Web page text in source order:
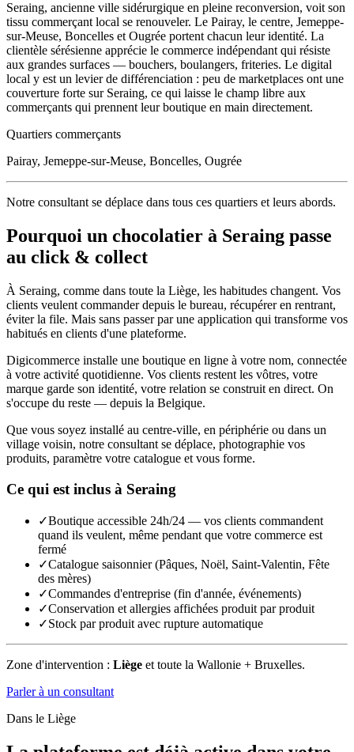
Seraing, ancienne ville sidérurgique en pleine reconversion, voit son
tissu commerçant local se renouveler. Le Pairay, le centre, Jemeppe-
sur-Meuse, Boncelles et Ougrée portent chacun leur identité. La
clientèle sérésienne apprécie le commerce indépendant qui résiste
aux grandes surfaces — bouchers, boulangers, friteries. Le digital
local y est un levier de différenciation : peu de marketplaces ont une
couverture forte sur Seraing, ce qui laisse le champ libre aux
commerçants qui prennent leur boutique en main directement.
Quartiers commerçants
Pairay, Jemeppe-sur-Meuse, Boncelles, Ougrée
Notre consultant se déplace dans tous ces quartiers et leurs abords.
Pourquoi un chocolatier à Seraing passe
au click & collect
À Seraing, comme dans toute la Liège, les habitudes changent. Vos
clients veulent commander depuis le bureau, récupérer en rentrant,
éviter la file. Mais sans passer par une application qui transforme vos
habitués en clients d'une plateforme.
Digicommerce installe une boutique en ligne à votre nom, connectée
à votre activité quotidienne. Vos clients restent les vôtres, votre
marque garde son identité, votre relation se construit en direct. On
s'occupe du reste — depuis la Belgique.
Que vous soyez installé au centre-ville, en périphérie ou dans un
village voisin, notre consultant se déplace, photographie vos
produits, paramètre votre catalogue et vous forme.
Ce qui est inclus à Seraing
✓Boutique accessible 24h/24 — vos clients commandent
quand ils veulent, même pendant que votre commerce est
fermé
✓Catalogue saisonnier (Pâques, Noël, Saint-Valentin, Fête
des mères)
✓Commandes d'entreprise (fin d'année, événements)
✓Conservation et allergies affichées produit par produit
✓Stock par produit avec rupture automatique
Zone d'intervention : Liège et toute la Wallonie + Bruxelles.
Parler à un consultant
Dans le Liège